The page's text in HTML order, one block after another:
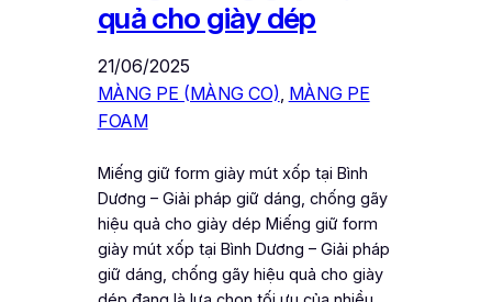
quả cho giày dép
21/06/2025
MÀNG PE (MÀNG CO), MÀNG PE
FOAM
Miếng giữ form giày mút xốp tại Bình
Dương – Giải pháp giữ dáng, chống gãy
hiệu quả cho giày dép Miếng giữ form
giày mút xốp tại Bình Dương – Giải pháp
giữ dáng, chống gãy hiệu quả cho giày